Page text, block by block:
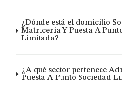
¿Dónde está el domicilio
Matriceria Y Puesta A
Limitada?
¿A qué sector pertenece
Puesta A Punto Sociedad